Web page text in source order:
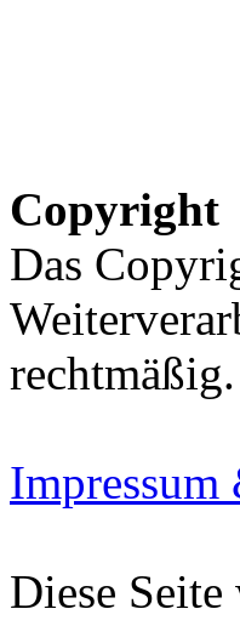
Copyright
Das
rechtmäßig.
Impressum
Diese